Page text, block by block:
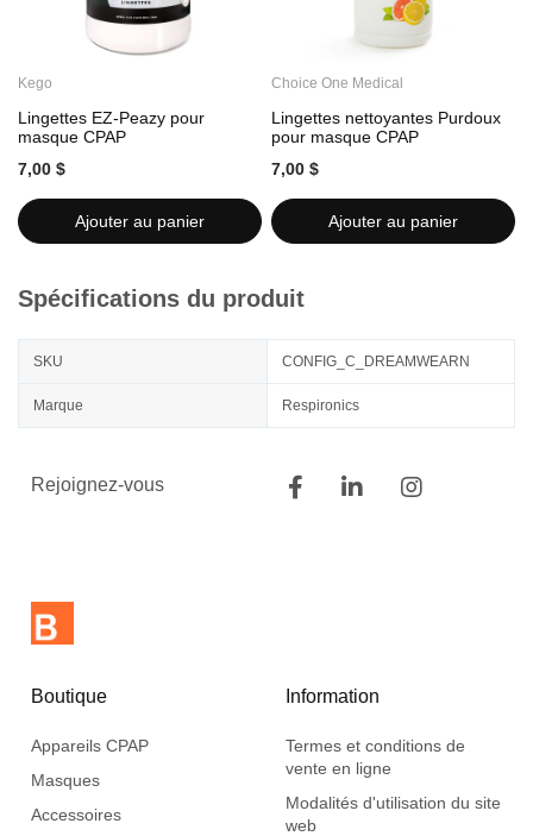
Kego
Lingettes EZ-Peazy pour
masque CPAP
7,00 $
Ajouter au panier
Choice One Medical
Lingettes nettoyantes Purdoux
pour masque CPAP
7,00 $
Ajouter au panier
Spécifications du produit
SKU CONFIG_C_DREAMWEARN
Marque Respironics
Rejoignez-vous
Boutique
Appareils CPAP
Masques
Accessoires
Information
Termes et conditions de
vente en ligne
Modalités d'utilisation du site
web